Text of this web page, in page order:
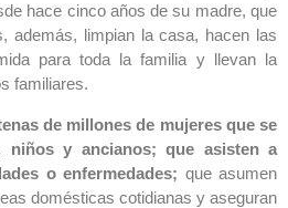
hace cinco años de su madre, que
además, limpian la casa, hacen las
para toda la familia y llevan la
familiares.
de millones de mujeres que se
niños y ancianos; que asisten a
o enfermedades; que asumen
domésticas cotidianas y aseguran